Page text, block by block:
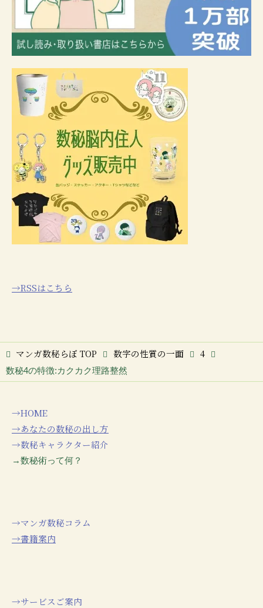
→RSSはこちら
マンガ数秘らぼ TOP 数字の性質の一面 4
数秘4の特徴:カクカク理路整然
→HOME
→あなたの数秘の出し方
→数秘キャラクター紹介
→数秘術って何？
→マンガ数秘コラム
→書籍案内
→サービスご案内